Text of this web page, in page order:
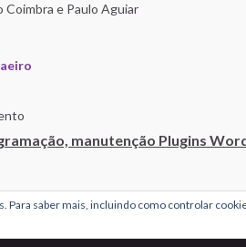
e Paulo Aguiar
manutenção Plugins
Educação Científica.
Para saber mais, incluindo como controlar